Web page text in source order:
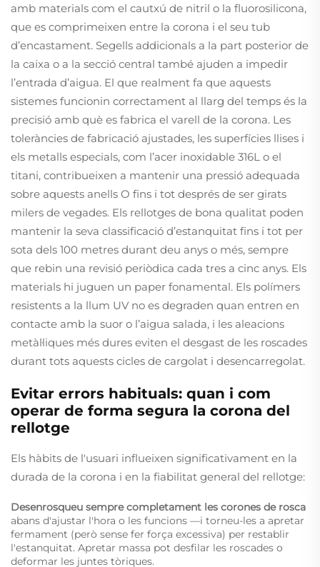
amb materials com el cautxú de nitril o la fluorosilicona,
que es comprimeixen entre la corona i el seu tub
d’encastament. Segells addicionals a la part posterior de
la caixa o a la secció central també ajuden a impedir
l’entrada d’aigua. El que realment fa que aquests
sistemes funcionin correctament al llarg del temps és la
precisió amb què es fabrica el varell de la corona. Les
toleràncies de fabricació ajustades, les superfícies llises i
els metalls especials, com l’acer inoxidable 316L o el
titani, contribueixen a mantenir una pressió adequada
sobre aquests anells O fins i tot després de ser girats
milers de vegades. Els rellotges de bona qualitat poden
mantenir la seva classificació d’estanquitat fins i tot per
sota dels 100 metres durant deu anys o més, sempre
que rebin una revisió periòdica cada tres a cinc anys. Els
materials hi juguen un paper fonamental. Els polímers
resistents a la llum UV no es degraden quan entren en
contacte amb la suor o l’aigua salada, i les aleacions
metàl·liques més dures eviten el desgast de les roscades
durant tots aquests cicles de cargolat i desencarregolat.
Evitar errors habituals: quan i com
operar de forma segura la corona del
rellotge
Els hàbits de l'usuari influeixen significativament en la
durada de la corona i en la fiabilitat general del rellotge:
Desenrosqueu sempre completament les corones de rosca
abans d'ajustar l'hora o les funcions —i torneu-les a apretar
fermament (però sense fer força excessiva) per restablir
l'estanquitat. Apretar massa pot desfilar les roscades o
deformar les juntes tòriques.